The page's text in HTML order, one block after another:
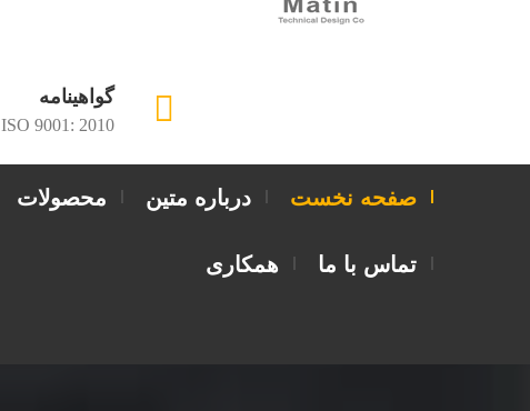
گواهینامه
ISO 9001: 2010
صفحه نخست درباره متین محصولات
تماس با ما همکاری